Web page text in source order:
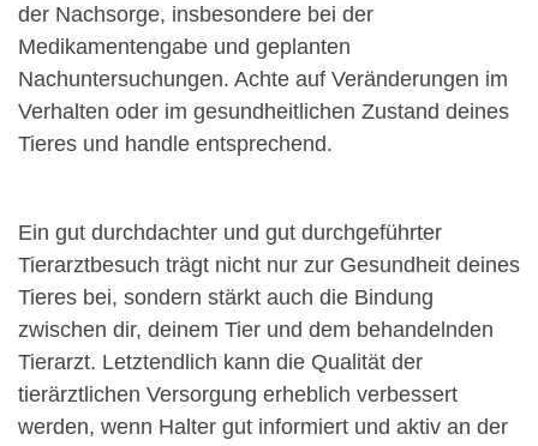
der Nachsorge, insbesondere bei der
Medikamentengabe und geplanten
Nachuntersuchungen. Achte auf Veränderungen im
Verhalten oder im gesundheitlichen Zustand deines
Tieres und handle entsprechend.
Ein gut durchdachter und gut durchgeführter
Tierarztbesuch trägt nicht nur zur Gesundheit deines
Tieres bei, sondern stärkt auch die Bindung
zwischen dir, deinem Tier und dem behandelnden
Tierarzt. Letztendlich kann die Qualität der
tierärztlichen Versorgung erheblich verbessert
werden, wenn Halter gut informiert und aktiv an der